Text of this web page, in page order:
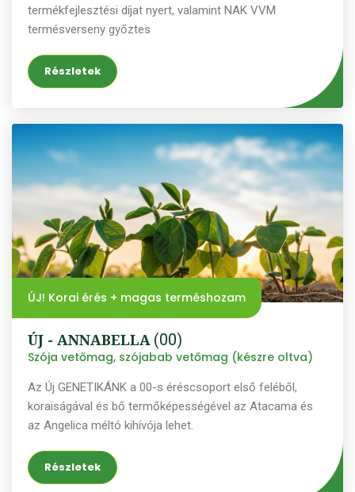
termékfejlesztési díjat nyert, valamint NAK VVM
termésverseny győztes
Részletek
ÚJ! Korai érés + magas terméshozam
ÚJ - ANNABELLA (00)
Szója vetőmag, szójabab vetőmag (készre oltva)
Az Új GENETIKÁNK a 00-s éréscsoport első feléből,
koraiságával és bő termőképességével az Atacama és
az Angelica méltó kihívója lehet.
Részletek